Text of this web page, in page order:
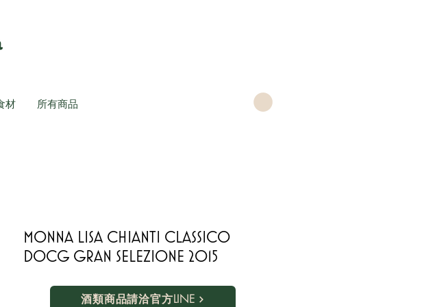
材 所有商品
MONNA LISA CHIANTI CLASSICO
DOCG GRAN SELEZIONE 2015
酒類商品請洽官方LINE